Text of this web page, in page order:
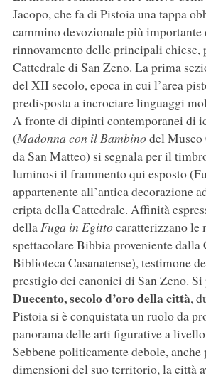
Jacopo, che fa di Pistoia una tappa
cammino devozionale più
rinnovamento delle principali chiese,
Cattedrale di San Zeno. La prima
del XII secolo, epoca in cui l’area
predisposta a incrociare linguaggi
A fronte di dipinti contemporanei di
(Madonna con il Bambinodel Museo
da San Matteo) si segnala per il
luminosi il frammento qui esposto
appartenente all’antica decorazione
cripta della Cattedrale. Affinità
della Fuga in Egittocaratterizzano le
spettacolare Bibbia proveniente dalla
Biblioteca Casanatense), testimone
prestigio dei canonici di San Zeno. Si
Duecento, secolo d’oro della città,
Pistoia si è conquistata un ruolo da
panorama delle arti figurative a
Sebbene politicamente debole, anche
dimensioni del suo territorio, la città